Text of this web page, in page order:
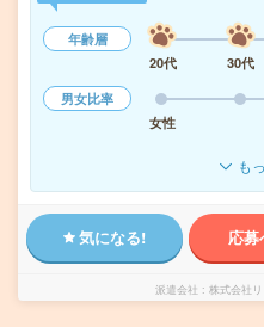
年齢層
20代
30代
男女比率
女性
も
気になる! 応
派遣会社 株式会社